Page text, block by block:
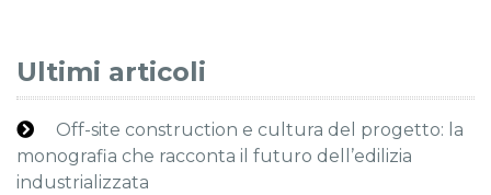
Ultimi articoli
Off-site construction e cultura del progetto: la
monografia che racconta il futuro dell’edilizia
industrializzata